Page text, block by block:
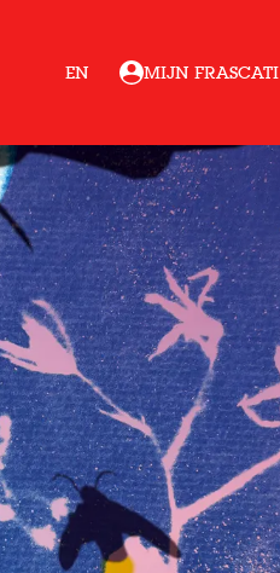
EN MIJN FRASCATI